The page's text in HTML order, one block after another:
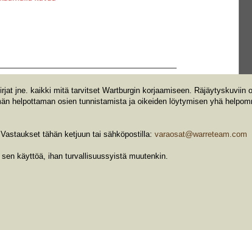
jne. kaikki mitä tarvitset Wartburgin korjaamiseen. Räjäytyskuviin
helpottaman osien tunnistamista ja oikeiden löytymisen yhä
tähän ketjuun tai sähköpostilla:varaosat@warreteam.com
käyttöä, ihan turvallisuussyistä muutenkin.